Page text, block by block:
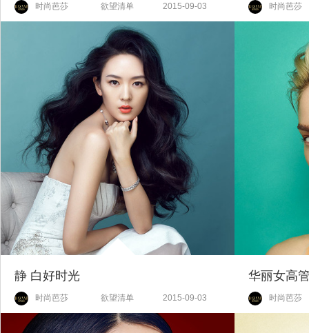
时尚芭莎 欲望清单 2015-09-03 时尚芭莎
静 白好时光
时尚芭莎 欲望清单 2015-09-03
华丽女高
时尚芭莎